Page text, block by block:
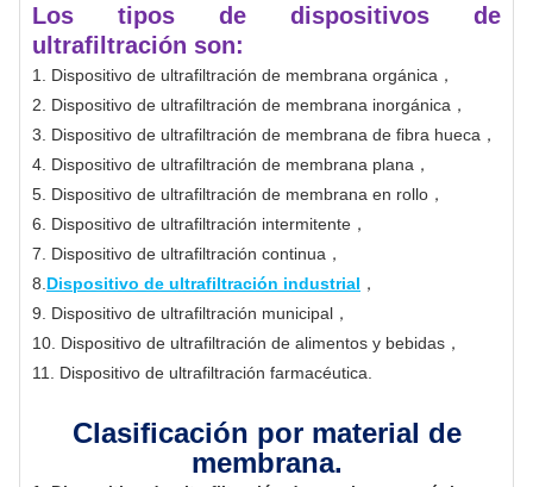
Los tipos de dispositivos de
ultrafiltración son:
1. Dispositivo de ultrafiltración de membrana orgánica，
2. Dispositivo de ultrafiltración de membrana inorgánica，
3. Dispositivo de ultrafiltración de membrana de fibra hueca，
4. Dispositivo de ultrafiltración de membrana plana，
5. Dispositivo de ultrafiltración de membrana en rollo，
6. Dispositivo de ultrafiltración intermitente，
7. Dispositivo de ultrafiltración continua，
8. Dispositivo de ultrafiltración industrial ，
9. Dispositivo de ultrafiltración municipal，
10. Dispositivo de ultrafiltración de alimentos y bebidas，
11. Dispositivo de ultrafiltración farmacéutica.
Clasificación por material de
membrana.